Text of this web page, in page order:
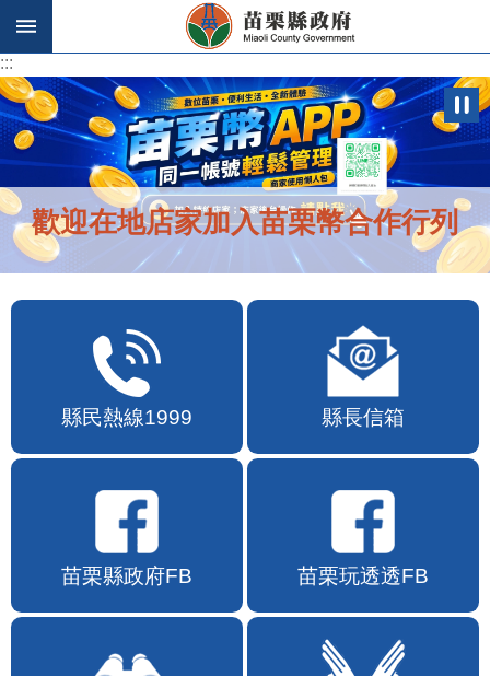
跳到主要內容區塊
:::
:::
歡迎在地店家加入苗栗幣合作行列
縣民熱線1999 縣長信箱
苗栗縣政府FB 苗栗玩透透FB